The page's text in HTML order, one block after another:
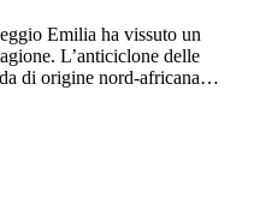
Emilia ha vissuto un
L’anticiclone delle
di origine nord-africana
per il periodo pasquale,